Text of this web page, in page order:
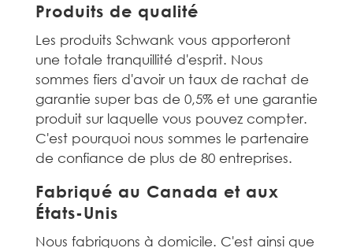
Produits de qualité
Les produits Schwank vous apporteront
une totale tranquillité d'esprit. Nous
sommes fiers d'avoir un taux de rachat de
garantie super bas de 0,5% et une garantie
produit sur laquelle vous pouvez compter.
C'est pourquoi nous sommes le partenaire
de confiance de plus de 80 entreprises.
Fabriqué au Canada et aux
États-Unis
Nous fabriquons à domicile. C'est ainsi que